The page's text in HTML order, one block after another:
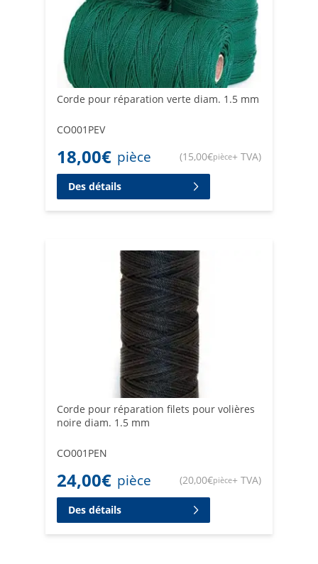
Corde pour réparation verte diam. 1.5 mm
CO001PEV
18,00€ pièce (15,00€pièce+ TVA)
Des détails
Corde pour réparation filets pour volières
noire diam. 1.5 mm
CO001PEN
24,00€ pièce (20,00€pièce+ TVA)
Des détails